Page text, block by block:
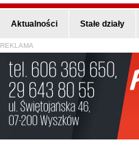
Aktualności Stałe działy
REKLAMA